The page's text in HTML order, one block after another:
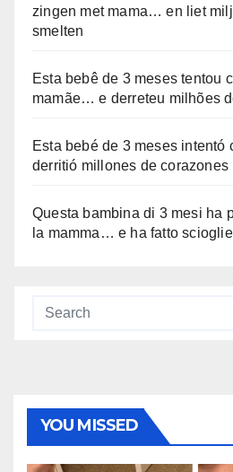
zingen met mama… en liet
smelten
Esta bebê de 3 meses tentou
mamãe… e derreteu milhões
Esta bebé de 3 meses
derritió millones de corazones
Questa bambina di 3 mesi ha
la mamma… e ha fatto
YOU MISSED